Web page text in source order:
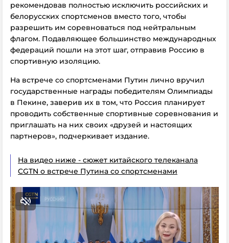
рекомендовав полностью исключить российских и
белорусских спортсменов вместо того, чтобы
разрешить им соревноваться под нейтральным
флагом. Подавляющее большинство международных
федераций пошли на этот шаг, отправив Россию в
спортивную изоляцию.
На встрече со спортсменами Путин лично вручил
государственные награды победителям Олимпиады
в Пекине, заверив их в том, что Россия планирует
проводить собственные спортивные соревнования и
приглашать на них своих «друзей и настоящих
партнеров», подчеркивает издание.
На видео ниже - сюжет китайского телеканала
CGTN о встрече Путина со спортсменами